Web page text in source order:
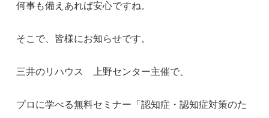
何事も備えあれば安心ですね。
そこで、皆様にお知らせです。
三井のリハウス 上野センター主催で、
プロに学べる無料セミナー「認知症・認知症対策のた